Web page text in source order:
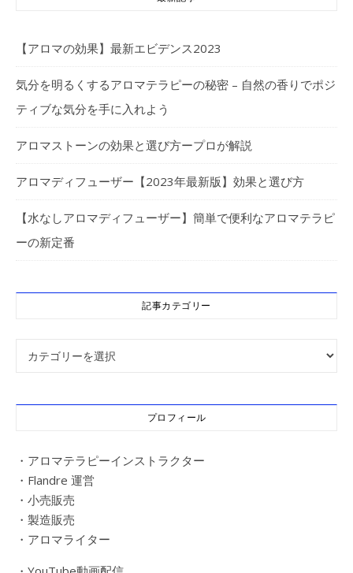
【アロマの効果】最新エビデンス2023
気分を明るくするアロマテラピーの秘密 – 自然の香りでポジ
ティブな気分を手に入れよう
アロマストーンの効果と選び方ープロが解説
アロマディフューザー【2023年最新版】効果と選び方
【水なしアロマディフューザー】簡単で便利なアロマテラピ
ーの新定番
記事カテゴリー
記事カテゴリー
プロフィール
・アロマテラピーインストラクター
・Flandre 運営
・小売販売
・製造販売
・アロマライター